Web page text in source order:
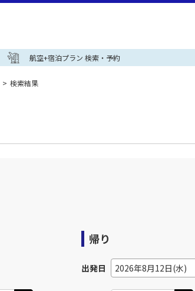
航空+宿泊プラン 検索・予約
> 検索結果
帰り
出発日 2026年8月12日(水)